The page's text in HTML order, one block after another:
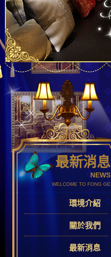
最新消息
NEWS
WELCOME TO FONG GE
環境介紹
關於我們
最新消息